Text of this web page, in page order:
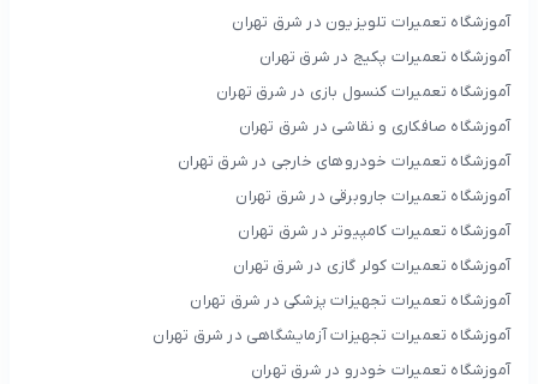
آموزشگاه تعمیرات تلویزیون در شرق تهران
آموزشگاه تعمیرات پکیج در شرق تهران
آموزشگاه تعمیرات کنسول بازی در شرق تهران
آموزشگاه صافکاری و نقاشی در شرق تهران
آموزشگاه تعمیرات خودروهای خارجی در شرق تهران
آموزشگاه تعمیرات جاروبرقی در شرق تهران
آموزشگاه تعمیرات کامپیوتر در شرق تهران
آموزشگاه تعمیرات کولر گازی در شرق تهران
آموزشگاه تعمیرات تجهیزات پزشکی در شرق تهران
آموزشگاه تعمیرات تجهیزات آزمایشگاهی در شرق تهران
آموزشگاه تعمیرات خودرو در شرق تهران